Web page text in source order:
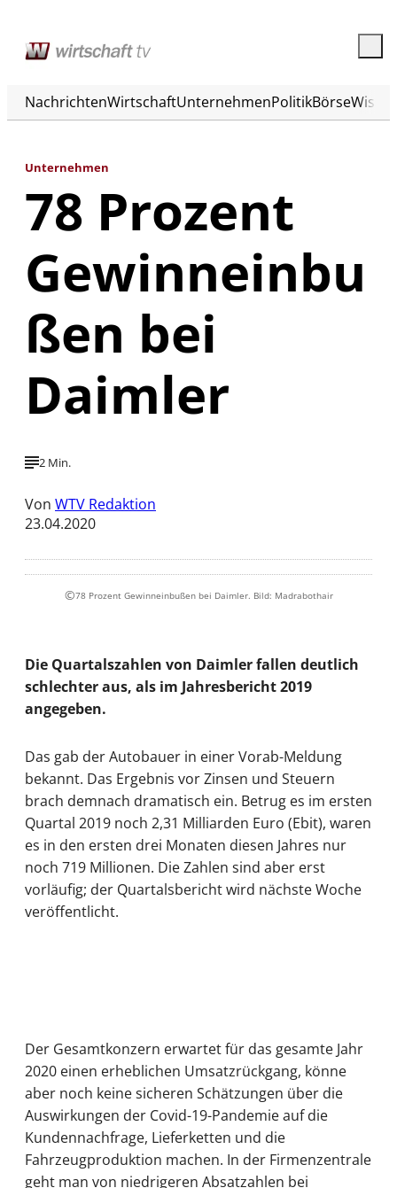
NachrichtenWirtschaftUnternehmenPolitikBörse
Unternehmen
78 Prozent
Gewinneinbu
ßen bei
Daimler
2 Min.
Von WTV Redaktion
23.04.2020
©78 Prozent Gewinneinbußen bei Daimler. Bild: Madrabothair
Die Quartalszahlen von Daimler fallen deutlich
schlechter aus, als im Jahresbericht 2019
angegeben.
Das gab der Autobauer in einer Vorab-Meldung
bekannt. Das Ergebnis vor Zinsen und Steuern
brach demnach dramatisch ein. Betrug es im ersten
Quartal 2019 noch 2,31 Milliarden Euro (Ebit), waren
es in den ersten drei Monaten diesen Jahres nur
noch 719 Millionen. Die Zahlen sind aber erst
vorläufig; der Quartalsbericht wird nächste Woche
veröffentlicht.
Der Gesamtkonzern erwartet für das gesamte Jahr
2020 einen erheblichen Umsatzrückgang, könne
aber noch keine sicheren Schätzungen über die
Auswirkungen der Covid-19-Pandemie auf die
Kundennachfrage, Lieferketten und die
Fahrzeugproduktion machen. In der Firmenzentrale
geht man von niedrigeren Absatzahlen bei